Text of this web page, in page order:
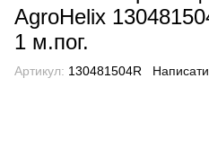
AgroHelix
1 м.пог.
Артикул: 130481504R Написати